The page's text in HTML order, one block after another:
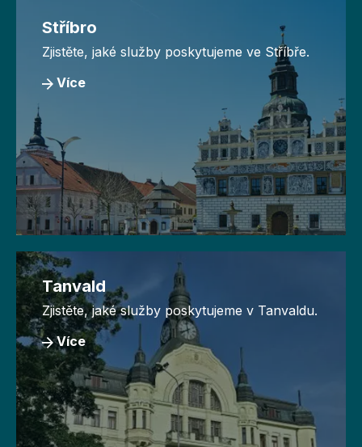
Stříbro
Zjistěte, jaké služby poskytujeme ve Stříbře.
Více
Tanvald
Zjistěte, jaké služby poskytujeme v Tanvaldu.
Více